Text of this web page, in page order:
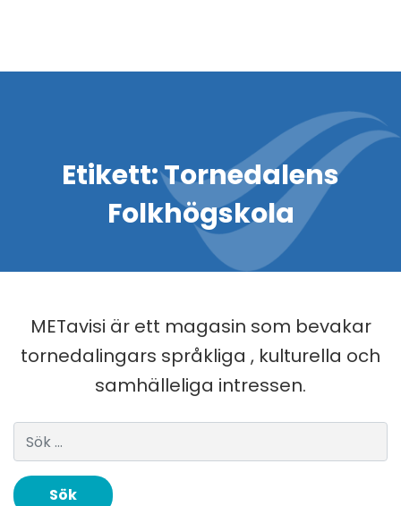
Etikett:Tornedalens
Folkhögskola
METavisi är ett magasin som bevakar
tornedalingars språkliga , kulturella och
samhälleliga intressen.
Sök efter: